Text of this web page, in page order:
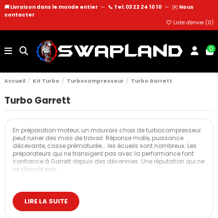
🚚 Livraison dans le monde entier — 📞 Tel: 03 22 24 10 10 — ✉️ Nous
contacter
Liste d'envie (0)
0
Accueil Kit Turbo Turbocompresseur Turbo Garrett
Turbo Garrett
En préparation moteur, un mauvais choix de turbocompresseur
peut ruiner des mois de travail. Réponse molle, puissance
décevante, casse prématurée... les écueils sont nombreux. Les
préparateurs qui ne transigent pas avec la performance font
confiance à Garrett depuis des décennies. Une réputation qui ne
se discute pas.
Parmi l'étendue du catalogue Garrett, nous avons sélectionné
les références qui font la différence sur le terrain. Plusieurs
gammes distinctes pour couvrir tous les niveaux d'exigence, de
LIRE LA SUITE